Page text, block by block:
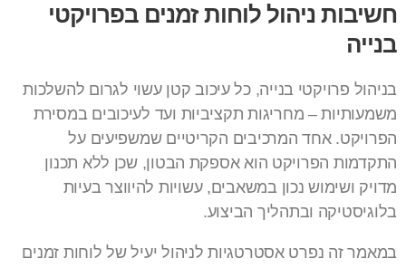
חשיבות ניהול לוחות זמנים בפרויקטי
בנייה
בניהול פרויקטי בנייה, כל עיכוב קטן עשוי לגרום להשלכות
משמעותיות – מחריגות תקציביות ועד לעיכובים במסירת
הפרויקט. אחד המרכיבים הקריטיים שמשפיעים על
התקדמות הפרויקט הוא אספקת הבטון, שכן ללא תכנון
מדויק ושימוש נכון במשאבים, עשויות להיווצר בעיות
בלוגיסטיקה ובתהליך הביצוע.
במאמר זה נפרט אסטרטגיות לניהול יעיל של לוחות זמנים